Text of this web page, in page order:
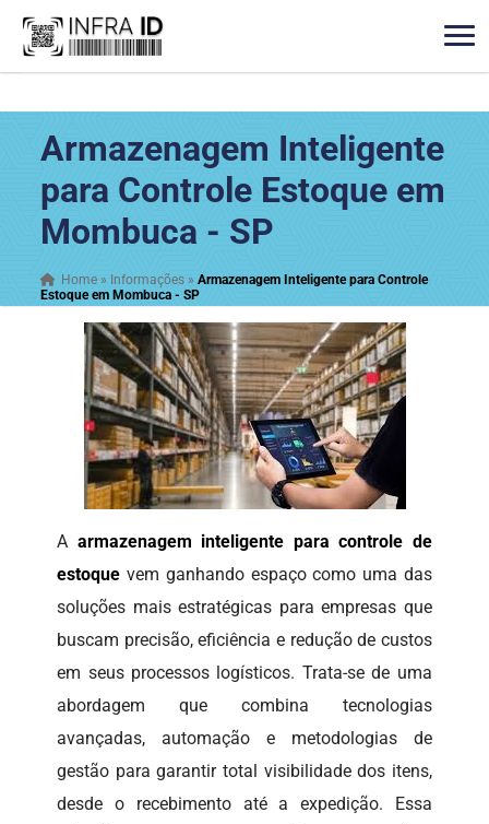
Armazenagem Inteligente
para Controle Estoque em
Mombuca - SP
Home » Informações »Armazenagem Inteligente para Controle
Estoque em Mombuca - SP
A armazenagem inteligente para controle de
estoque vem ganhando espaço como uma das
soluções mais estratégicas para empresas que
buscam precisão, eficiência e redução de custos
em seus processos logísticos. Trata-se de uma
abordagem que combina tecnologias
avançadas, automação e metodologias de
gestão para garantir total visibilidade dos itens,
desde o recebimento até a expedição. Essa